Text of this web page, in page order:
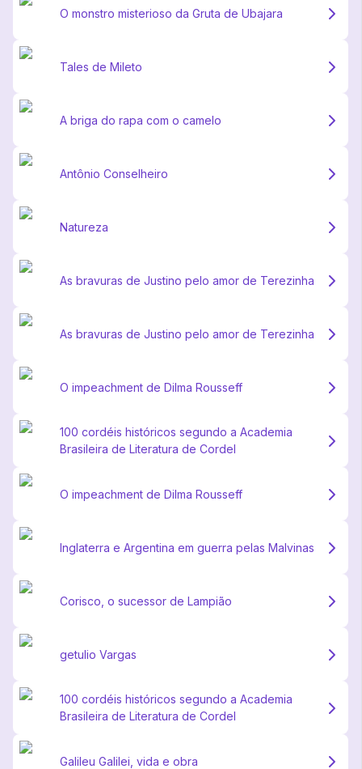
O monstro misterioso da Gruta de Ubajara
Tales de Mileto
A briga do rapa com o camelo
Antônio Conselheiro
Natureza
As bravuras de Justino pelo amor de Terezinha
As bravuras de Justino pelo amor de Terezinha
O impeachment de Dilma Rousseff
100 cordéis históricos segundo a Academia
Brasileira de Literatura de Cordel
O impeachment de Dilma Rousseff
Inglaterra e Argentina em guerra pelas Malvinas
Corisco, o sucessor de Lampião
getulio Vargas
100 cordéis históricos segundo a Academia
Brasileira de Literatura de Cordel
Galileu Galilei, vida e obra